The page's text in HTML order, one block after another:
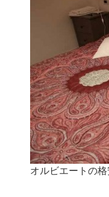
オルビエートの